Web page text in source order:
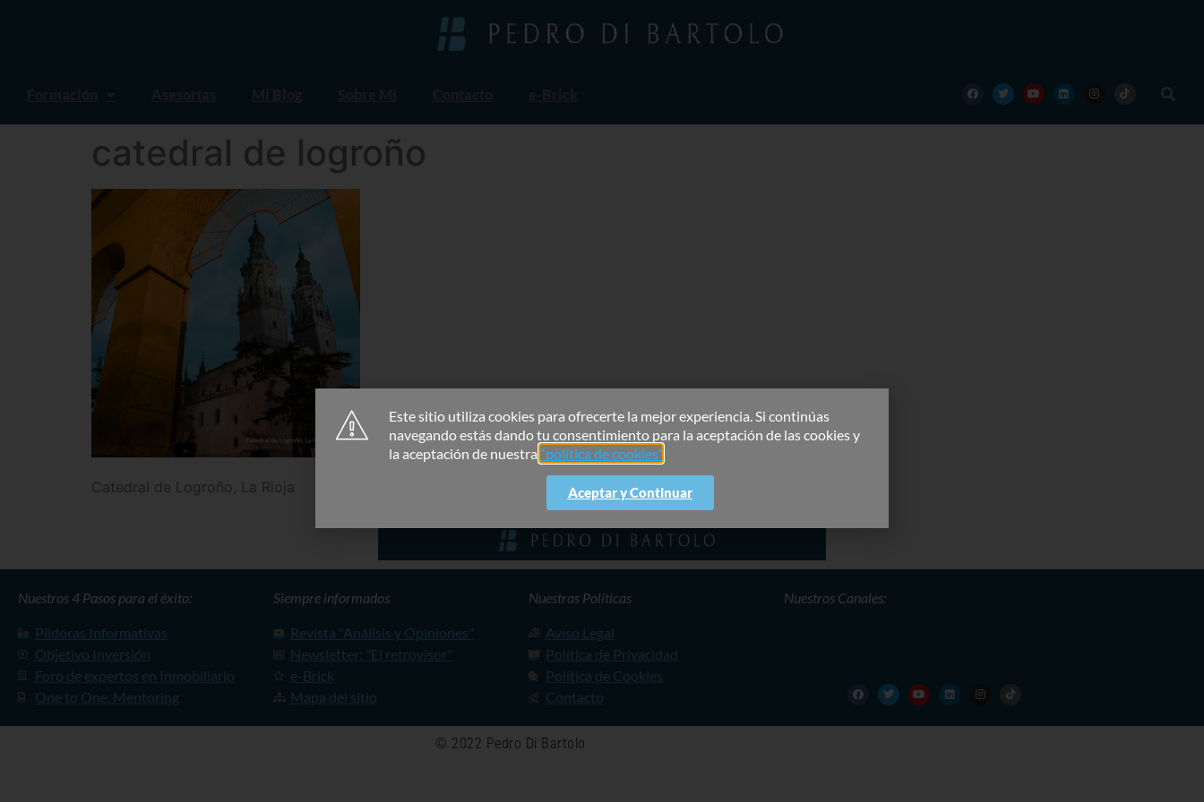
catedral de logroño
Catedral de Logroño, La Rioja
Nuestros 4 Pasos para el éxito:
Píldoras Informativas
Objetivo Inversión
Foro de expertos en Inmobiliario
One to One. Mentoring
Siempre informados
Revista "Análisis y Opiniones"
Newsletter: "El retrovisor"
e-Brick
Mapa del sitio
Nuestras Políticas
Aviso Legal
Política de Privacidad
Política de Cookies
Contacto
Nuestros Canales:
© 2022 Pedro Di Bartolo
Este sitio utiliza cookies para ofrecerte la mejor experiencia. Si continúas
navegando estás dando tu consentimiento para la aceptación de las cookies y
la aceptación de nuestra “política de cookies”
Aceptar y Continuar